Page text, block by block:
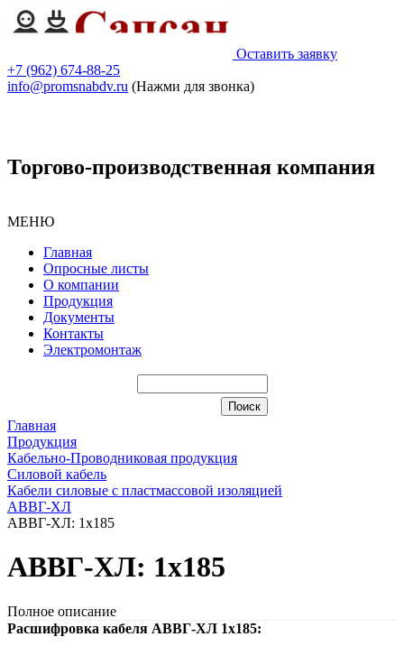
Оставить заявку
+7 (962) 674-88-25
info@promsnabdv.ru (Нажми для звонка)
Торгово-производственная компания
МЕНЮ
Главная
Опросные листы
О компании
Продукция
Документы
Контакты
Электромонтаж
Главная
Продукция
Кабельно-Проводниковая продукция
Силовой кабель
Кабели силовые с пластмассовой изоляцией
АВВГ-ХЛ
АВВГ-ХЛ: 1х185
АВВГ-ХЛ: 1х185
Полное описание
Расшифровка кабеля АВВГ-ХЛ 1х185: